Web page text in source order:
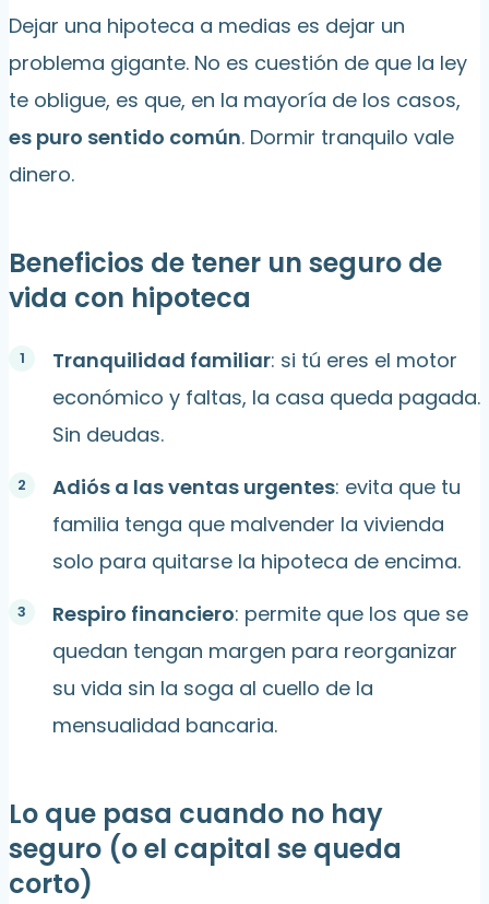
Dejar una hipoteca a medias es dejar un
problema gigante. No es cuestión de que la ley
te obligue, es que, en la mayoría de los casos,
es puro sentido común. Dormir tranquilo vale
dinero.
Beneficios de tener un seguro de
vida con hipoteca
Tranquilidad familiar: si tú eres el motor
económico y faltas, la casa queda pagada.
Sin deudas.
Adiós a las ventas urgentes: evita que tu
familia tenga que malvender la vivienda
solo para quitarse la hipoteca de encima.
Respiro financiero: permite que los que se
quedan tengan margen para reorganizar
su vida sin la soga al cuello de la
mensualidad bancaria.
Lo que pasa cuando no hay
seguro (o el capital se queda
corto)